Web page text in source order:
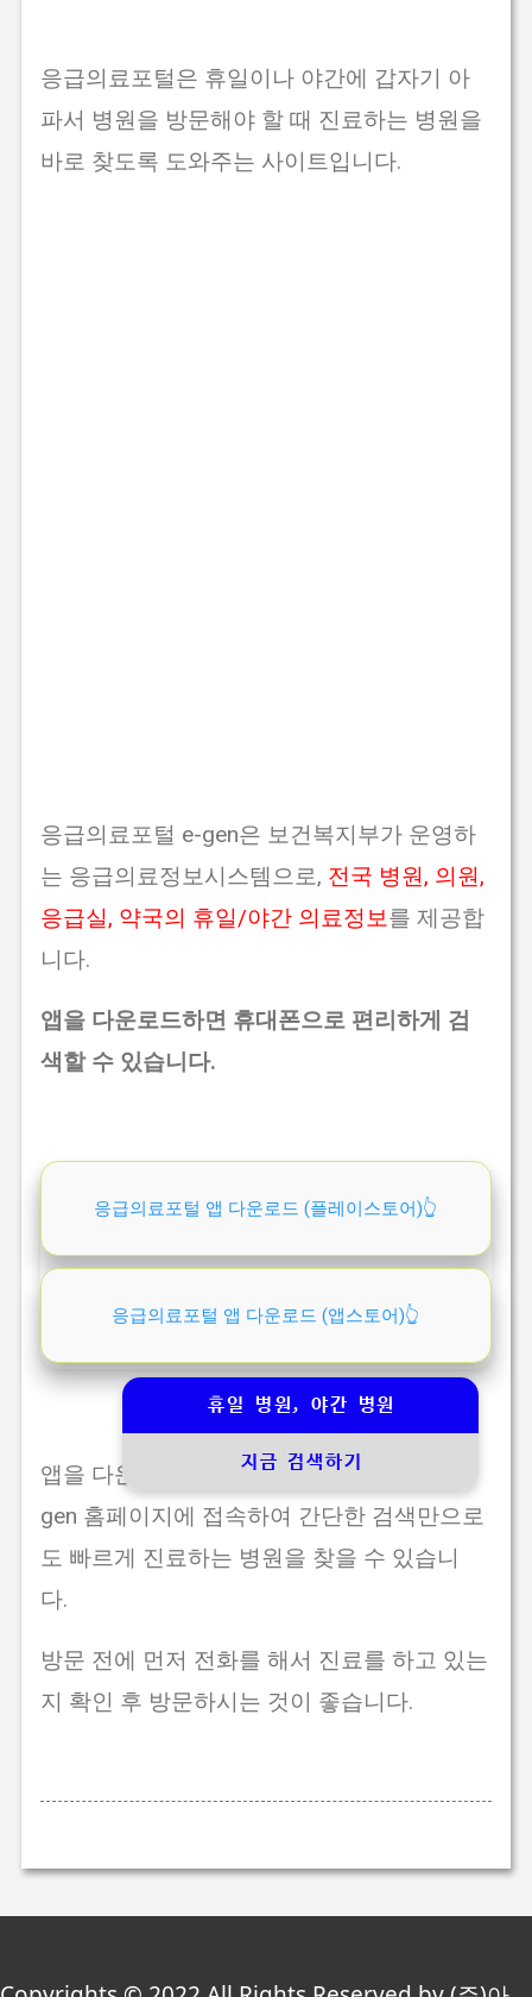
응급의료포털은 휴일이나 야간에 갑자기 아
파서 병원을 방문해야 할 때 진료하는 병원을
바로 찾도록 도와주는 사이트입니다.
응급의료포털 e-gen은 보건복지부가 운영하
는 응급의료정보시스템으로, 전국 병원, 의원,
응급실, 약국의 휴일/야간 의료정보를 제공합
니다.
앱을 다운로드하면 휴대폰으로 편리하게 검
색할 수 있습니다.
응급의료포털 앱 다운로드 (플레이스토어)👆️
응급의료포털 앱 다운로드 (앱스토어)👆️
앱을 다운로드 하지 않고도 응급의료포털 e-
gen 홈페이지에 접속하여 간단한 검색만으로
도 빠르게 진료하는 병원을 찾을 수 있습니
다.
방문 전에 먼저 전화를 해서 진료를 하고 있는
지 확인 후 방문하시는 것이 좋습니다.
휴일 병원, 야간 병원
지금 검색하기